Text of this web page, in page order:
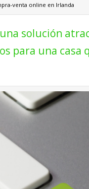
venta online en Irlanda
solución
para una casa